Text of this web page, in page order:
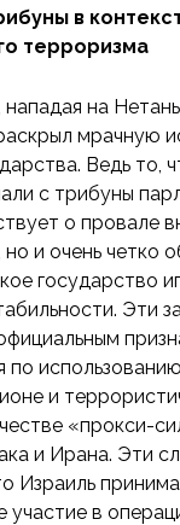
в
терроризма
на
мрачную
Ведь то,
с трибуны
о провале
и очень четко
государство
Эти
по
и
«прокси-
и Ирана. Эти
Израиль
участие в